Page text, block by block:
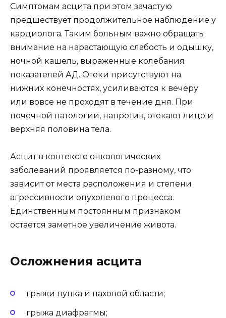
Симптомам асцита при этом зачастую
предшествует продолжительное наблюдение у
кардиолога. Таким больным важно обращать
внимание на нарастающую слабость и одышку,
ночной кашель, выраженные колебания
показателей АД. Отеки присутствуют на
нижних конечностях, усиливаются к вечеру
или вовсе не проходят в течение дня. При
почечной патологии, напротив, отекают лицо и
верхняя половина тела.
Асцит в контексте онкологических
заболеваний проявляется по-разному, что
зависит от места расположения и степени
агрессивности опухолевого процесса.
Единственным постоянным признаком
остается заметное увеличение живота.
Осложнения асцита
грыжи пупка и паховой области;
грыжа диафрагмы;